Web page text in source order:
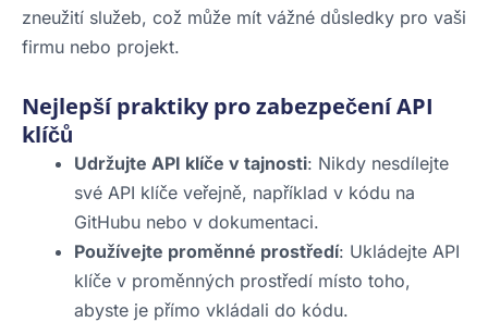
zneužití služeb, což může mít vážné důsledky pro vaši
firmu nebo projekt.
Nejlepší praktiky pro zabezpečení API
klíčů
Udržujte API klíče v tajnosti: Nikdy nesdílejte
své API klíče veřejně, například v kódu na
GitHubu nebo v dokumentaci.
Používejte proměnné prostředí: Ukládejte API
klíče v proměnných prostředí místo toho,
abyste je přímo vkládali do kódu.